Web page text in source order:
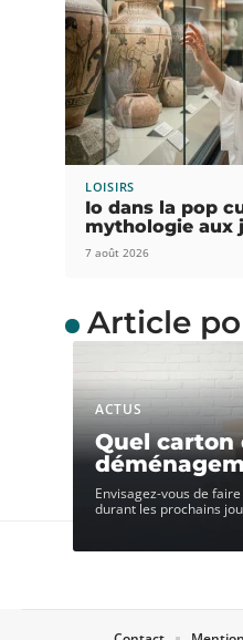
LOISIRS
Io dans la pop
mythologie aux
7 août 2026
Article
ACTUS
Quel carton
Envisagez-vous de
durant les prochains